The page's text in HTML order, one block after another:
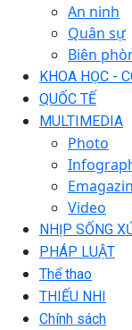
An ninh
Quân sự
Biên
KHOA HỌC -
QUỐC TẾ
MULTIMEDIA
Photo
Video
NHỊP SỐNG
PHÁP LUẬT
Thể thao
THIẾU NHI
Chính sách